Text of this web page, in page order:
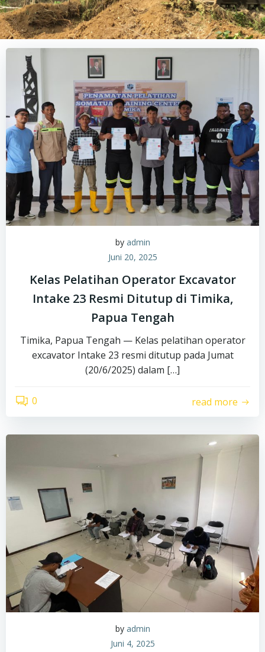
by admin
Juni 20, 2025
Kelas Pelatihan Operator Excavator
Intake 23 Resmi Ditutup di Timika,
Papua Tengah
Timika, Papua Tengah — Kelas pelatihan operator
excavator Intake 23 resmi ditutup pada Jumat
(20/6/2025) dalam […]
0 read more
by admin
Juni 4, 2025